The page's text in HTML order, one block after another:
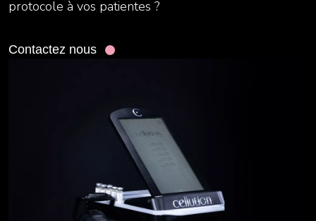
protocole à vos patientes ?
Contactez nous